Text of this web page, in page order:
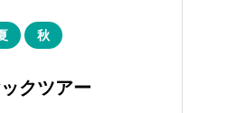
秋
クツアー